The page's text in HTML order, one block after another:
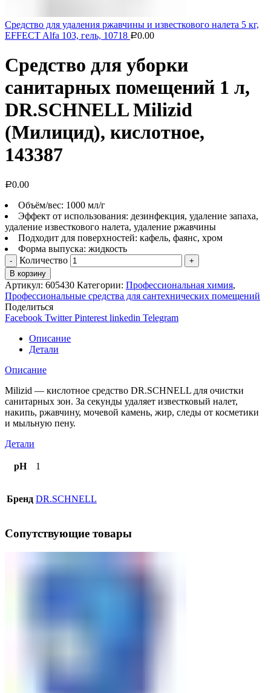
Средство для удаления ржавчины и известкового налета 5 кг,
EFFECT Alfa 103, гель, 10718 Р0.00
Средство для уборки
санитарных помещений 1 л,
DR.SCHNELL Milizid
(Милицид), кислотное,
143387
Р0.00
Объём/вес: 1000 мл/г
Эффект от использования: дезинфекция, удаление запаха,
удаление известкового налета, удаление ржавчины
Подходит для поверхностей: кафель, фаянс, хром
Форма выпуска: жидкость
Количество
В корзину
Артикул: 605430 Категории: Профессиональная химия,
Профессиональные средства для сантехнических помещений
Поделиться
Facebook Twitter Pinterest linkedin Telegram
Описание
Детали
Описание
Milizid — кислотное средство DR.SCHNELL для очистки
санитарных зон. За секунды удаляет известковый налет,
накипь, ржавчину, мочевой камень, жир, следы от косметики
и мыльную пену.
Детали
pH 1
Бренд DR.SCHNELL
Сопутствующие товары